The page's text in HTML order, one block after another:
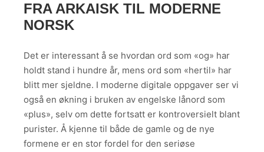
FRA ARKAISK TIL MODERNE
NORSK
Det er interessant å se hvordan ord som «og» har
holdt stand i hundre år, mens ord som «hertil» har
blitt mer sjeldne. I moderne digitale oppgaver ser vi
også en økning i bruken av engelske lånord som
«plus», selv om dette fortsatt er kontroversielt blant
purister. Å kjenne til både de gamle og de nye
formene er en stor fordel for den seriøse